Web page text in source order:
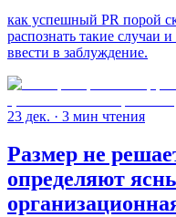
как успешный PR порой
распознать такие случаи
ввести в заблуждение.
23 дек. · 3 мин чтения
Размер не
определяют